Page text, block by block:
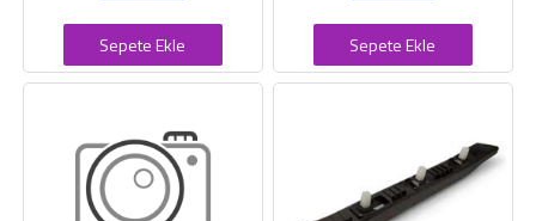
Sepete Ekle Sepete Ekle